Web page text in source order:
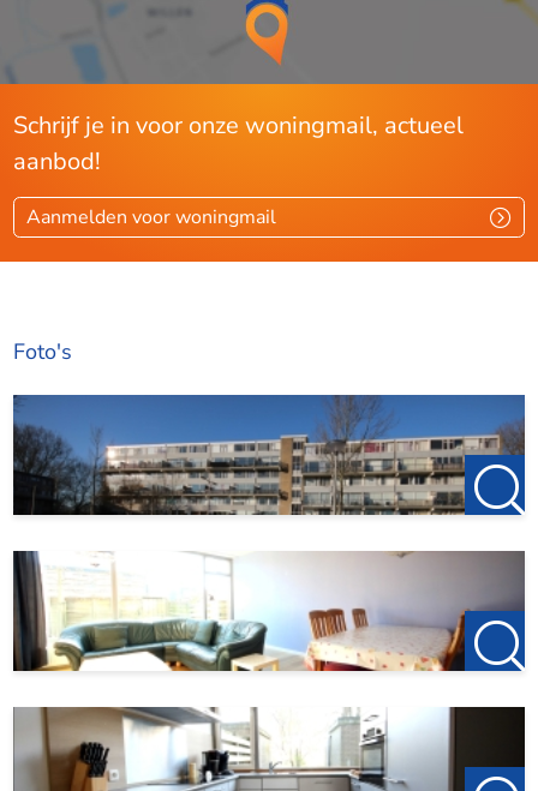
Schrijf je in voor onze woningmail, actueel
aanbod!
Aanmelden voor woningmail
Foto's